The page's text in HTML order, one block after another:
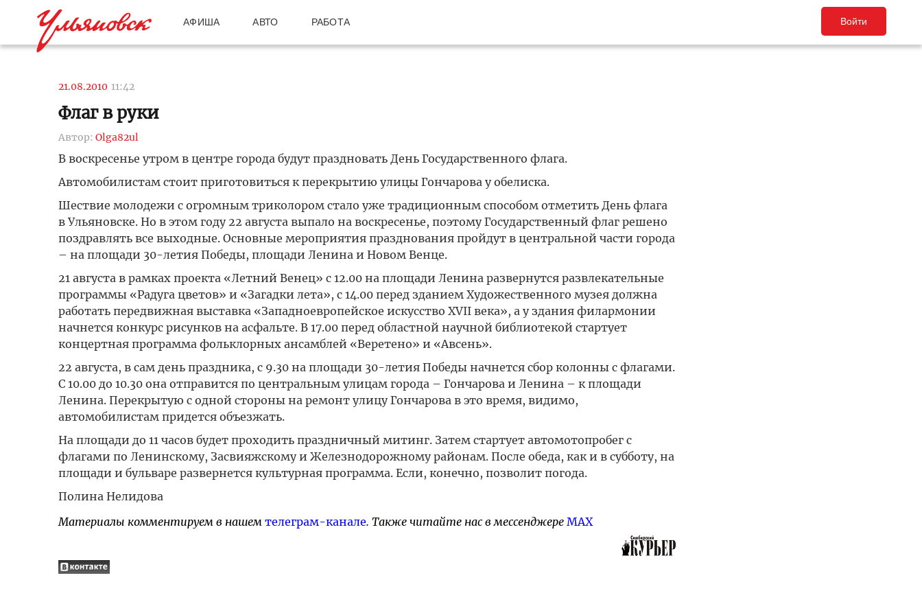
АФИША АВТО РАБОТА Войти
21.08.2010 11:42
Флаг в руки
Автор: Olga82ul
В воскресенье утром в центре города будут праздновать День Государственного флага.
Автомобилистам стоит приготовиться к перекрытию улицы Гончарова у обелиска.
Шествие молодежи с огромным триколором стало уже традиционным способом отметить День флага
в Ульяновске. Но в этом году 22 августа выпало на воскресенье, поэтому Государственный флаг решено
поздравлять все выходные. Основные мероприятия празднования пройдут в центральной части города
– на площади 30-летия Победы, площади Ленина и Новом Венце.
21 августа в рамках проекта «Летний Венец» с 12.00 на площади Ленина развернутся развлекательные
программы «Радуга цветов» и «Загадки лета», с 14.00 перед зданием Художественного музея должна
работать передвижная выставка «Западноевропейское искусство XVII века», а у здания филармонии
начнется конкурс рисунков на асфальте. В 17.00 перед областной научной библиотекой стартует
концертная программа фольклорных ансамблей «Веретено» и «Авсень».
22 августа, в сам день праздника, с 9.30 на площади 30-летия Победы начнется сбор колонны с флагами.
С 10.00 до 10.30 она отправится по центральным улицам города – Гончарова и Ленина – к площади
Ленина. Перекрытую с одной стороны на ремонт улицу Гончарова в это время, видимо,
автомобилистам придется объезжать.
На площади до 11 часов будет проходить праздничный митинг. Затем стартует автомотопробег с
флагами по Ленинскому, Засвияжскому и Железнодорожному районам. После обеда, как и в субботу, на
площади и бульваре развернется культурная программа. Если, конечно, позволит погода.
Полина Нелидова
Материалы комментируем в нашем телеграм-канале. Также читайте нас в мессенджере MAX